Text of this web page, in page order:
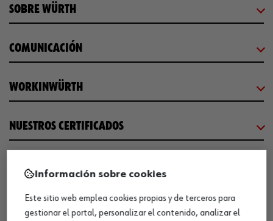
SOBRE WÜRTH
COMUNICACIÓN
WORKINWÜRTH
NUESTROS CERTIFICADOS
Información sobre cookies
Este sitio web emplea cookies propias y de terceros para
gestionar el portal, personalizar el contenido, analizar el